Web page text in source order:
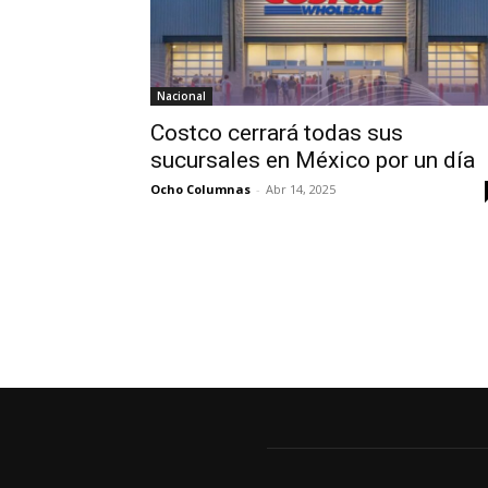
Nacional
Costco cerrará todas sus
sucursales en México por un día
Ocho Columnas - Abr 14, 2025